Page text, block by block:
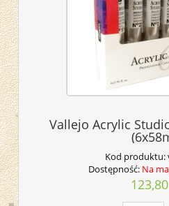
Vallejo Acrylic
Kod produktu:
Dostępność: Na